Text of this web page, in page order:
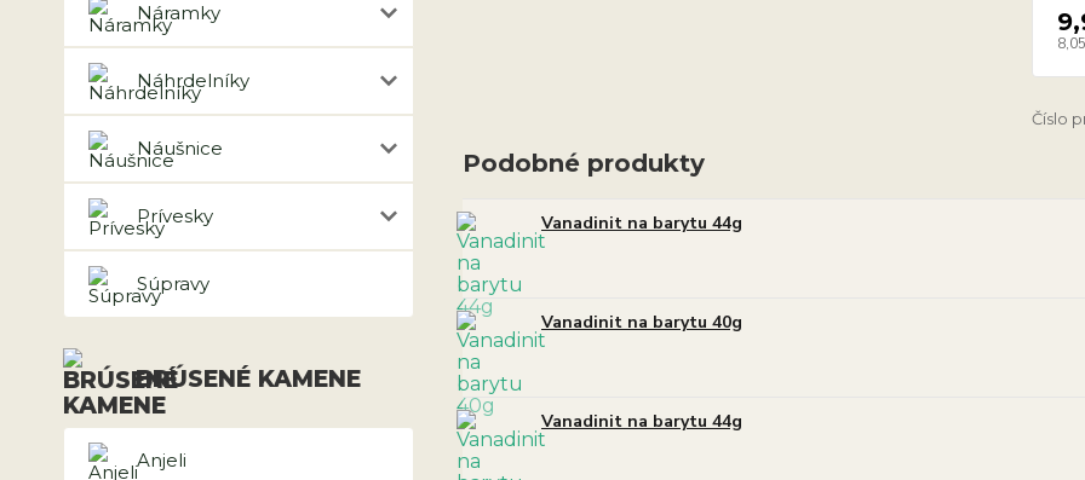
Náramky
Náhrdelníky
Náušnice
Prívesky
Súpravy
BRÚSENÉ KAMENE
Anjeli
Číslo
Podobné produkty
Vanadinit na barytu 44g
Vanadinit na barytu 40g
Vanadinit na barytu 44g